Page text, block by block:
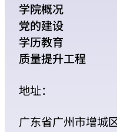
地址：
广东省广州市增城
学院概况
党的建设
学历教育
质量提升工程